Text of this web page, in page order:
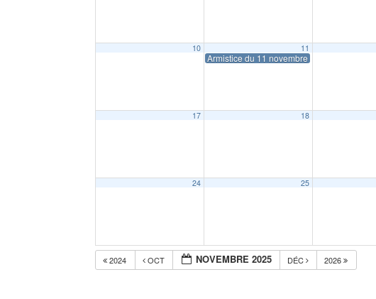
10 11
Armistice du 11 novembre 1918
17 18
24 25
2024 OCT NOVEMBRE 2025 DÉC 2026